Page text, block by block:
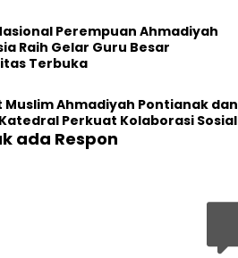
Perempuan Ahmadiyah
Raih Gelar Guru Besar
Terbuka
Ahmadiyah Pontianak dan
Perkuat Kolaborasi Sosial
ada Respon